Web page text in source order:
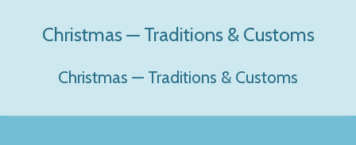
Christmas — Traditions & Customs
Christmas — Traditions & Customs